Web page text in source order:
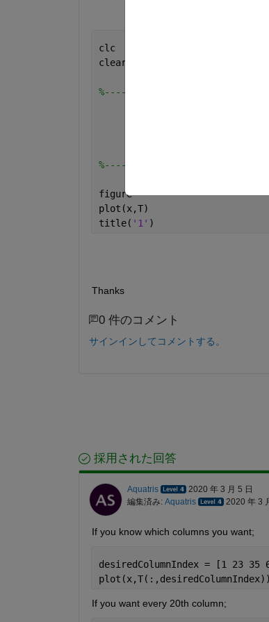
clc
clear
figure
plot(x,T)
title( '1' )
Thanks
0 件のコメント
サインインしてコメントする。
採用された回答
Aquatris
2020 年 3 月 5 日
編集済み: Aquatris 2020 年 3
If you know which columns you want;
desiredColumnIndex = [1 23 35
plot(x,T(:,desiredColumnIndex))
If you want every 20th column;